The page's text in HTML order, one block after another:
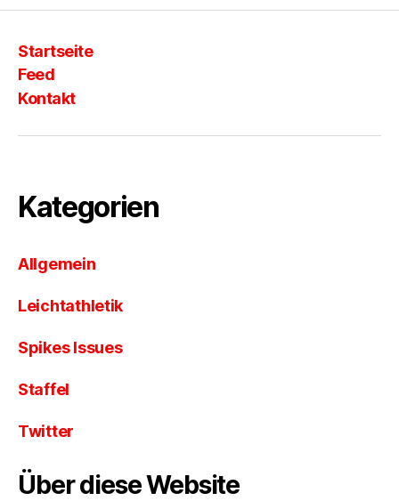
Startseite
Feed
Kontakt
Kategorien
Allgemein
Leichtathletik
Spikes Issues
Staffel
Twitter
Über diese Website